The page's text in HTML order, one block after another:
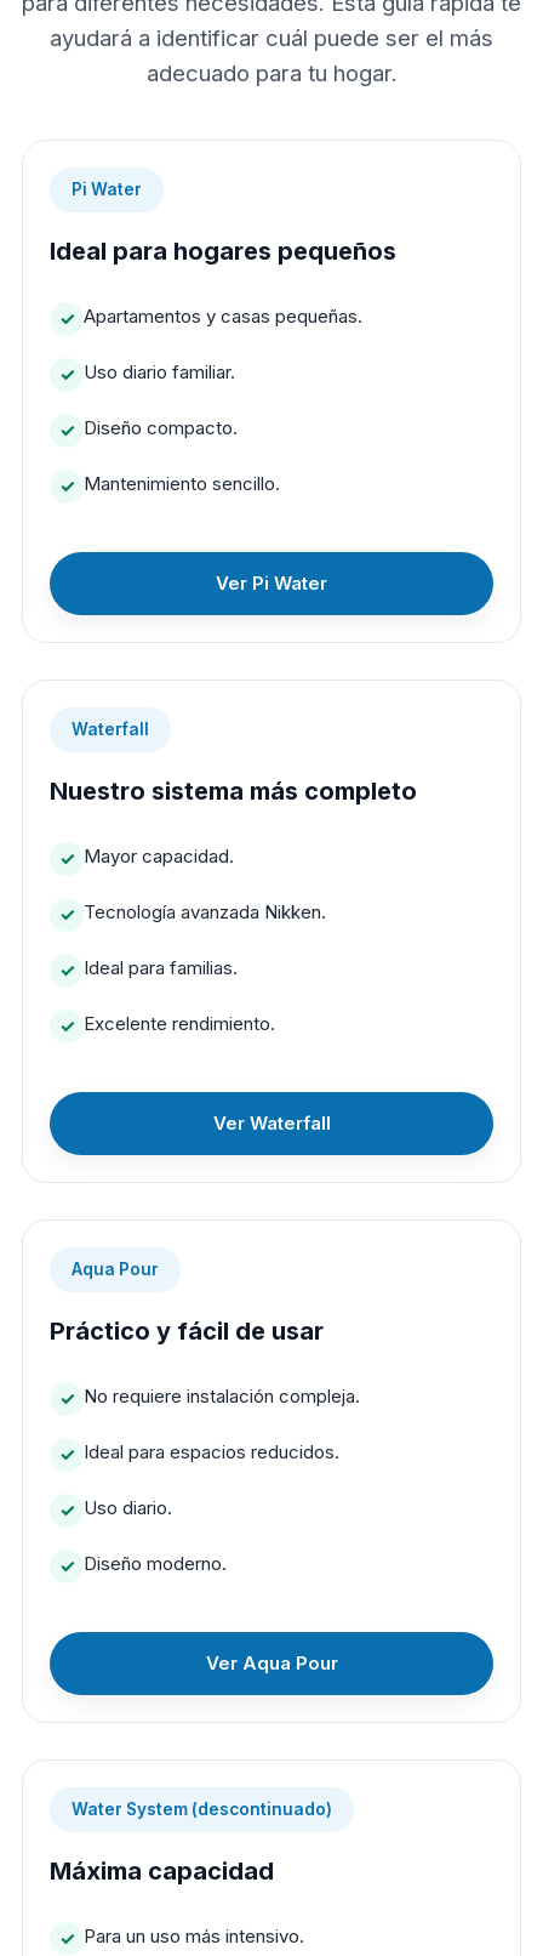
ayudará a identificar cuál puede ser el más
adecuado para tu hogar.
Pi Water
Ideal para hogares pequeños
Apartamentos y casas pequeñas.
Uso diario familiar.
Diseño compacto.
Mantenimiento sencillo.
Ver Pi Water
Waterfall
Nuestro sistema más completo
Mayor capacidad.
Tecnología avanzada Nikken.
Ideal para familias.
Excelente rendimiento.
Ver Waterfall
Aqua Pour
Práctico y fácil de usar
No requiere instalación compleja.
Ideal para espacios reducidos.
Uso diario.
Diseño moderno.
Ver Aqua Pour
Water System (descontinuado)
Máxima capacidad
Para un uso más intensivo.